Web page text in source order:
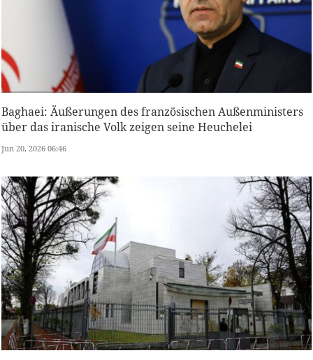
Baghaei: Äußerungen des französischen Außenministers
über das iranische Volk zeigen seine Heuchelei
Jun 20, 2026 06:46